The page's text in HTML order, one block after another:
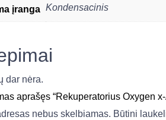
įranga Kondensacinis
dar nėra.
aprašęs “Rekuperatorius Oxygen
nebus skelbiamas. Būtini